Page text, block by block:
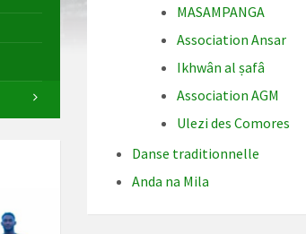
MASAMPANGA
Association Ansar
Ikhwân al ṣafâ
Association AGM
Ulezi des Comores
Danse traditionnelle
Anda na Mila